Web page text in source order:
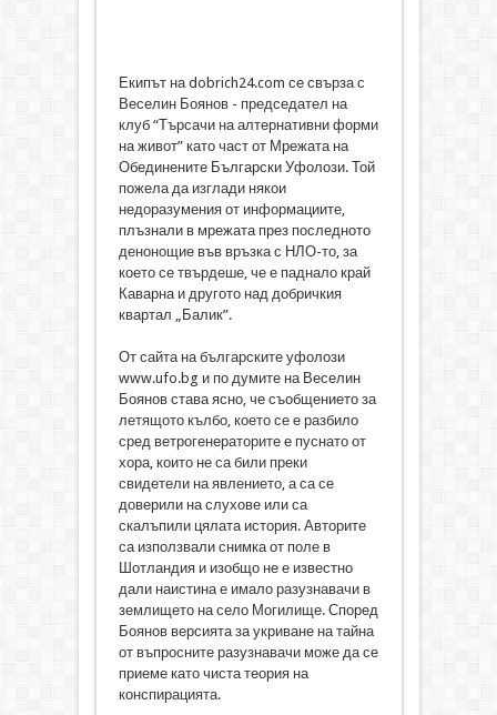
Екипът на dobrich24.com се свърза с
Веселин Боянов - председател на
клуб “Търсачи на алтернативни форми
на живот” като част от Мрежата на
Обединените Български Уфолози. Той
пожела да изглади някои
недоразумения от информациите,
плъзнали в мрежата през последното
денонощие във връзка с НЛО-то, за
което се твърдеше, че е паднало край
Каварна и другото над добричкия
квартал „Балик”.
От сайта на българските уфолози
www.ufo.bg и по думите на Веселин
Боянов става ясно, че съобщението за
летящото кълбо, което се е разбило
сред ветрогенераторите е пуснато от
хора, които не са били преки
свидетели на явлението, а са се
доверили на слухове или са
скалъпили цялата история. Авторите
са използвали снимка от поле в
Шотландия и изобщо не е известно
дали наистина е имало разузнавачи в
землището на село Могилище. Според
Боянов версията за укриване на тайна
от въпросните разузнавачи може да се
приеме като чиста теория на
конспирацията.